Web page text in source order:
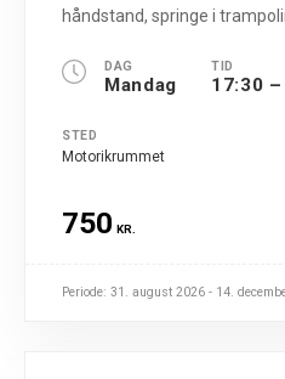
håndstand, springe i
DAG
Mandag
TID
17:30
STED
Motorikrummet
750 KR.
Periode: 31. august 2026 - 14.